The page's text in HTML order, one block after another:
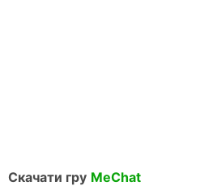
Скачати гру MeChat